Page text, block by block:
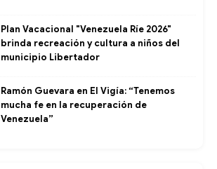
Plan Vacacional "Venezuela Ríe 2026"
brinda recreación y cultura a niños del
municipio Libertador
Ramón Guevara en El Vigía: “Tenemos
mucha fe en la recuperación de
Venezuela”